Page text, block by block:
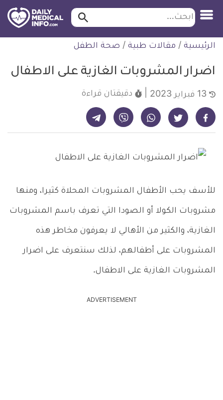
التخطي
للمحتوى
ابحث ابحث…
الرئيسية / مقالات طبية / صحة الطفل
اضرار المشروبات الغازية على الاطفال
دقيقتان قراءة
شارك على فيسبوك - ديلي ميديكال انفو شارك على تويتر - ديلي ميديكال انفو شارك على واتساب - ديلي ميديكال انفو شارك على فايبر - ديلي ميديكال انفو شارك على تيليجرام - ديلي ميديكال انفو
للأسف يحب الأطفال المشروبات المحلاة كثيرا، ومنها
مشروبات الكولا أو الصودا التي تعرف باسم المشروبات
الغازية، والكثير من الأهالي لا يعرفون مخاطر هذه
المشروبات على أطفالهم، لذلك سنتعرف على اضرار
المشروبات الغازية على الاطفال.
ADVERTISEMENT